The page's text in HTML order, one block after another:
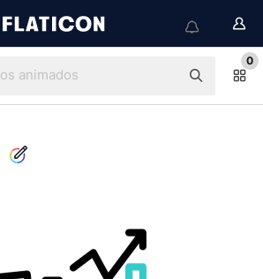
0